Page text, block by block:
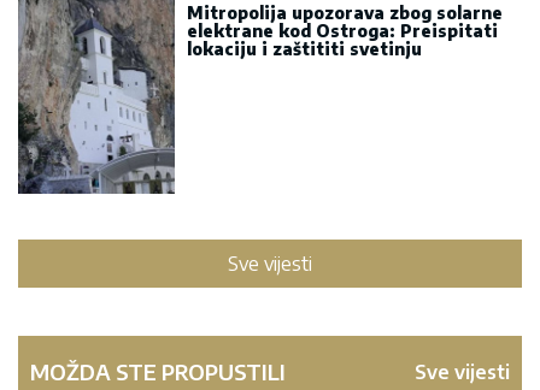
Mitropolija upozorava zbog solarne
elektrane kod Ostroga: Preispitati
lokaciju i zaštititi svetinju
Sve vijesti
MOŽDA STE PROPUSTILI Sve vijesti